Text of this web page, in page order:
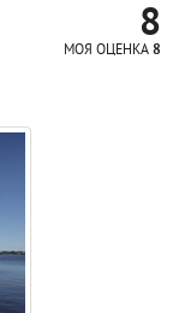
8
МОЯ ОЦЕНКА 8